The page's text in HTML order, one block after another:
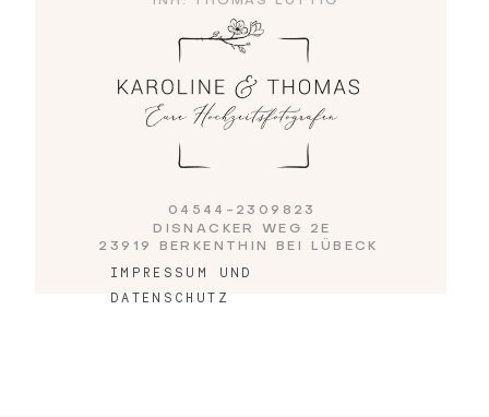
IMPRESSUM UND
DATENSCHUTZ
04544-2309823
DISNACKER WEG 2E
23919 BERKENTHIN BEI LÜBECK
Impressum